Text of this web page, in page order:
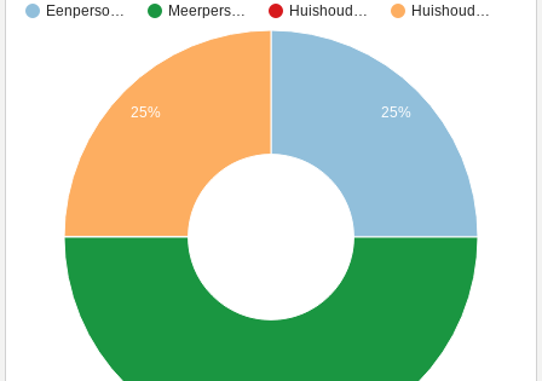
Eenperso… Meerpers… Huishoud… Huishoud…
25%
25%